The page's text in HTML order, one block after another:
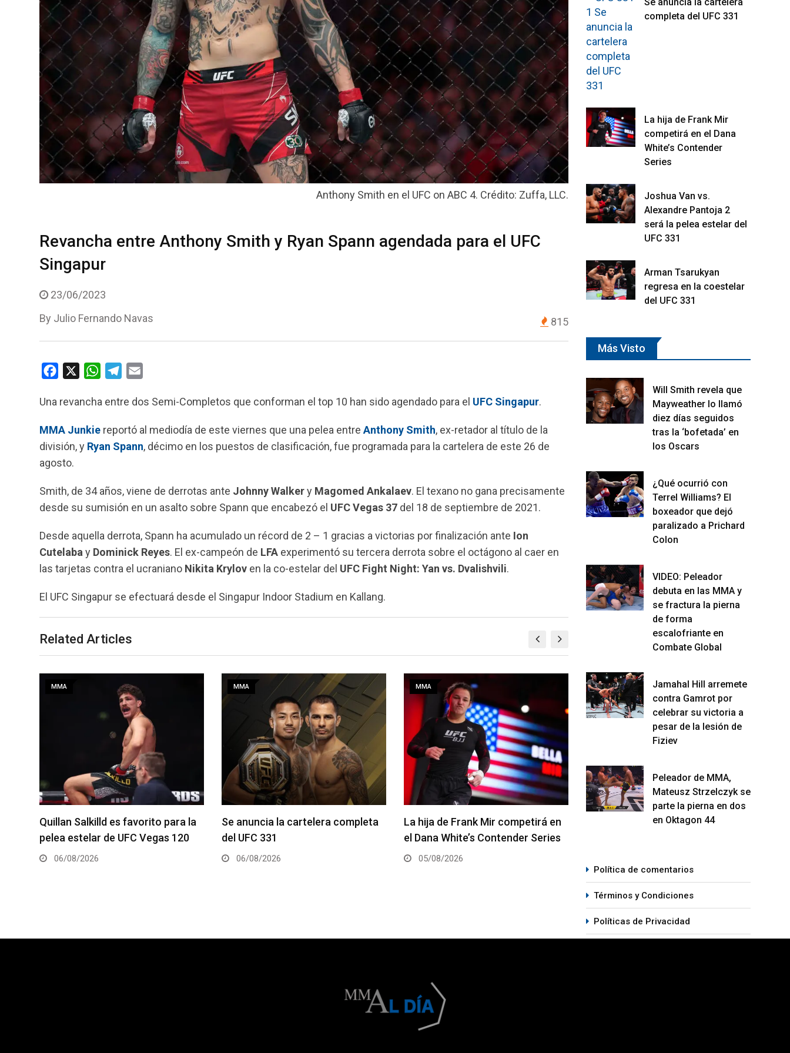
Anthony Smith en el UFC on ABC 4. Crédito: Zuffa, LLC.
Revancha entre Anthony Smith y Ryan Spann agendada para el UFC
Singapur
23/06/2023
By Julio Fernando Navas 815
c
b
o
o
k
W
a
s
A
p
l
g
r
a
l
Una revancha entre dos Semi-Completos que conforman el top 10 han sido agendado para el UFC Singapur.
MMA Junkie reportó al mediodía de este viernes que una pelea entre Anthony Smith, ex-retador al título de la
división, y Ryan Spann, décimo en los puestos de clasificación, fue programada para la cartelera de este 26 de
agosto.
Smith, de 34 años, viene de derrotas ante Johnny Walkery Magomed Ankalaev. El texano no gana precisamente
desde su sumisión en un asalto sobre Spann que encabezó el UFC Vegas 37 del 18 de septiembre de 2021.
Desde aquella derrota, Spann ha acumulado un récord de 2 – 1 gracias a victorias por finalización ante Ion
Cutelaba y Dominick Reyes. El ex-campeón de LFA experimentó su tercera derrota sobre el octágono al caer en
las tarjetas contra el ucraniano Nikita Krylov en la co-estelar del UFC Fight Night: Yan vs. Dvalishvili.
El UFC Singapur se efectuará desde el Singapur Indoor Stadium en Kallang.
Related Articles
MMA
Se anuncia la cartelera completa
del UFC 331
06/08/2026
MMA
La hija de Frank Mir competirá en
el Dana White’s Contender Series
05/08/2026
MMA
Joshua Van vs. Alexandre Pantoja
2 será la pelea estelar del UFC 331
05/08/2026
MMA
Arman Tsarukyan regresa en la
completa del UFC 331
La hija de Frank Mir
competirá en el Dana
White’s Contender
Series
Joshua Van vs.
Alexandre Pantoja 2
será la pelea estelar del
UFC 331
Arman Tsarukyan
regresa en la coestelar
del UFC 331
Más Visto
Will Smith revela que
Mayweather lo llamó
diez días seguidos
tras la ‘bofetada’ en
los Oscars
¿Qué ocurrió con
Terrel Williams? El
boxeador que dejó
paralizado a Prichard
Colon
VIDEO: Peleador
debuta en las MMA y
se fractura la pierna
de forma
escalofriante en
Combate Global
Jamahal Hill arremete
contra Gamrot por
celebrar su victoria a
pesar de la lesión de
Fiziev
Peleador de MMA,
Mateusz Strzelczyk se
parte la pierna en dos
en Oktagon 44
Política de comentarios
Términos y Condiciones
Políticas de Privacidad